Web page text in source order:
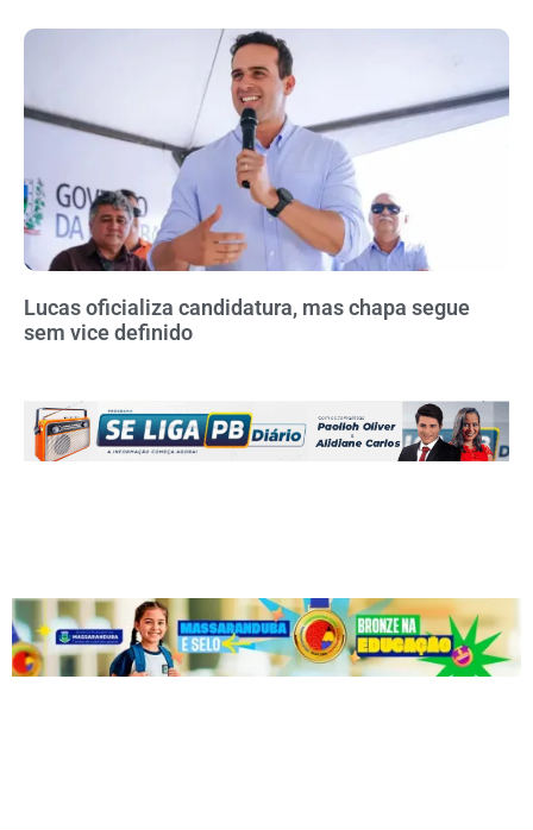
Lucas oficializa candidatura, mas chapa segue
sem vice definido